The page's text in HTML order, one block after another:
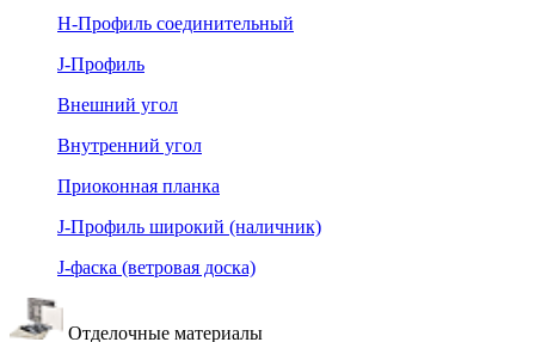
Н-Профиль соединительный
J-Профиль
Внешний угол
Внутренний угол
Приоконная планка
J-Профиль широкий (наличник)
J-фаска (ветровая доска)
Отделочные материалы